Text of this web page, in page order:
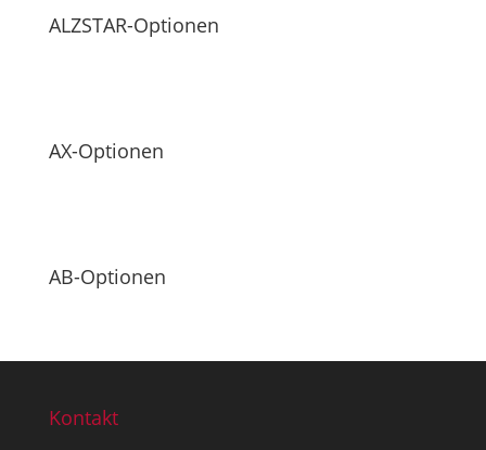
ALZSTAR-Optionen
AX-Optionen
AB-Optionen
Kontakt